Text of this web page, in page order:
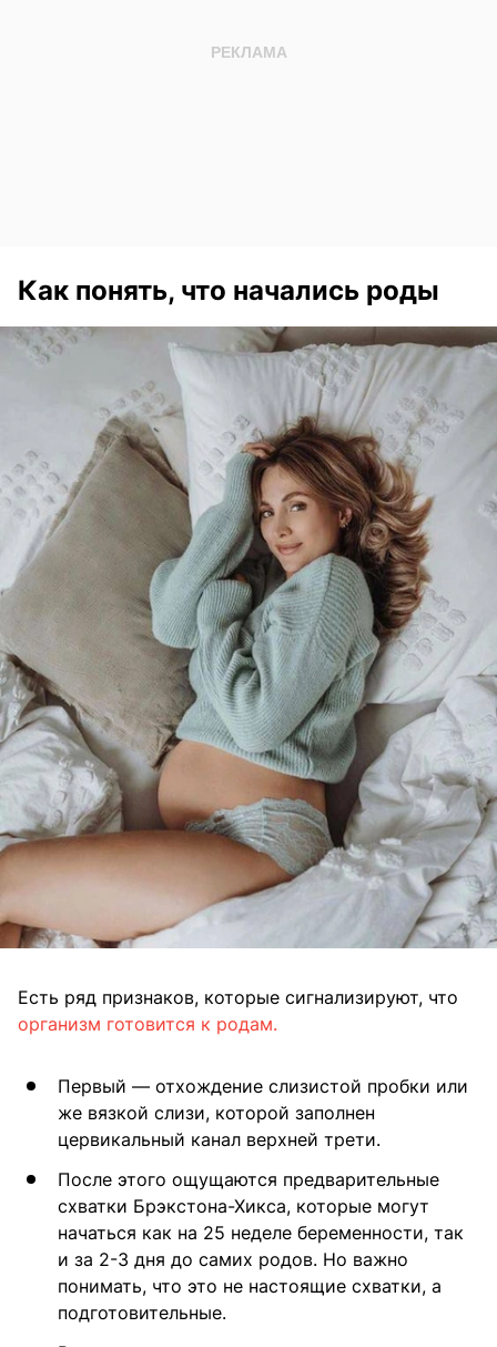
Как понять, что начались роды
Есть ряд признаков, которые сигнализируют, что
организм готовится к родам.
Первый — отхождение слизистой пробки или
же вязкой слизи, которой заполнен
цервикальный канал верхней трети.
После этого ощущаются предварительные
схватки Брэкстона-Хикса, которые могут
начаться как на 25 неделе беременности, так
и за 2-3 дня до самих родов. Но важно
понимать, что это не настоящие схватки, а
подготовительные.